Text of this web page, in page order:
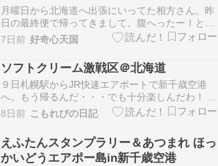
月曜日から北海道へ出張にいってた相方さん。昨
日の最終便で帰ってきまして。腹へったー！と。
夜食を作って片付けが終わったら、１時半すぎて
たそれなりに、ビビン麺。私の夕食は…ラーサラ
にしました気分だけ、北海道やな。お昼に行った
ユアエルムでは…北海道物産展やってまして。ち
ょっと見てたん…
7日前 好奇心天国
ソフトクリーム激戦区＠北海道
９日札幌駅からJR快速エアポートで新千歳空港
へ。もう帰るんだ・・・でも十分楽しんだわ！
え～～、ソフトやアイスがこんなにある
の？？？？ 色々あるんだ！！ 連休に人気投票し
たのね。１位はそれぞれ、きのとや、札幌農学
校、雪印パーラー、ルタオ。 どこにするか迷う
わ～～～アイ…
8日前 こもれびの日記
えふたんスタンプラリー＆あつまれ ほっ
かいどうエアポー島in新千歳空港